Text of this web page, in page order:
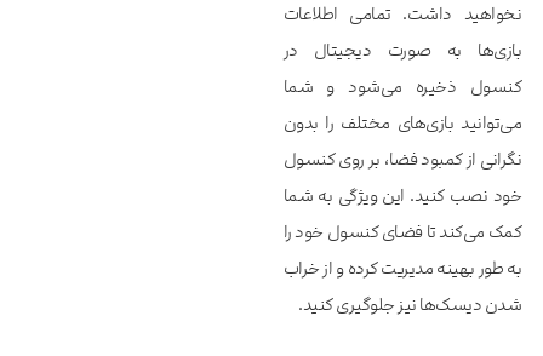
نخواهید داشت. تمامی اطلاعات
بازی‌ها به صورت دیجیتال در
کنسول ذخیره می‌شود و شما
می‌توانید بازی‌های مختلف را بدون
نگرانی از کمبود فضا، بر روی کنسول
خود نصب کنید. این ویژگی به شما
کمک می‌کند تا فضای کنسول خود را
به طور بهینه مدیریت کرده و از خراب
شدن دیسک‌ها نیز جلوگیری کنید.